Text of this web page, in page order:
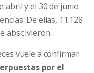
abril y el 30 de junio
De ellas, 11.128
absolvieron.
vuele a confirmar
por el